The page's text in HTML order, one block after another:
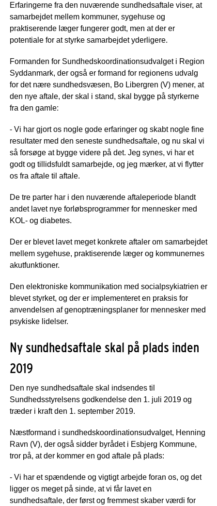
Erfaringerne fra den nuværende sundhedsaftale viser, at
samarbejdet mellem kommuner, sygehuse og
praktiserende læger fungerer godt, men at der er
potentiale for at styrke samarbejdet yderligere.
Formanden for Sundhedskoordinationsudvalget i Region
Syddanmark, der også er formand for regionens udvalg
for det nære sundhedsvæsen, Bo Libergren (V) mener, at
den nye aftale, der skal i stand, skal bygge på styrkerne
fra den gamle:
- Vi har gjort os nogle gode erfaringer og skabt nogle fine
resultater med den seneste sundhedsaftale, og nu skal vi
så forsøge at bygge videre på det. Jeg synes, vi har et
godt og tillidsfuldt samarbejde, og jeg mærker, at vi flytter
os fra aftale til aftale.
De tre parter har i den nuværende aftaleperiode blandt
andet lavet nye forløbsprogrammer for mennesker med
KOL- og diabetes.
Der er blevet lavet meget konkrete aftaler om samarbejdet
mellem sygehuse, praktiserende læger og kommunernes
akutfunktioner.
Den elektroniske kommunikation med socialpsykiatrien er
blevet styrket, og der er implementeret en praksis for
anvendelsen af genoptræningsplaner for mennesker med
psykiske lidelser.
Ny sundhedsaftale skal på plads inden
2019
Den nye sundhedsaftale skal indsendes til
Sundhedsstyrelsens godkendelse den 1. juli 2019 og
træder i kraft den 1. september 2019.
Næstformand i sundhedskoordinationsudvalget, Henning
Ravn (V), der også sidder byrådet i Esbjerg Kommune,
tror på, at der kommer en god aftale på plads:
- Vi har et spændende og vigtigt arbejde foran os, og det
ligger os meget på sinde, at vi får lavet en
sundhedsaftale, der først og fremmest skaber værdi for